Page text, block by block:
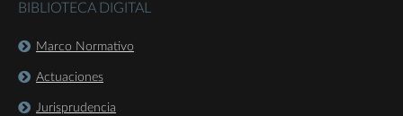
BIBLIOTECA DIGITAL
Marco Normativo
Actuaciones
Jurisprudencia